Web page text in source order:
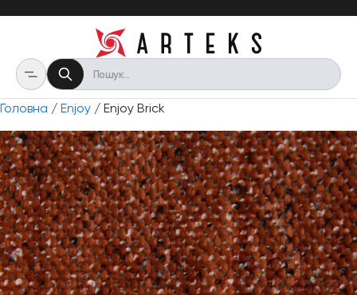
Головна / Enjoy / Enjoy Brick